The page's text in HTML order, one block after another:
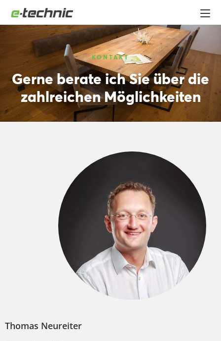
KONTAKT
Gerne berate ich Sie über die
zahlreichen Möglichkeiten
Thomas Neureiter